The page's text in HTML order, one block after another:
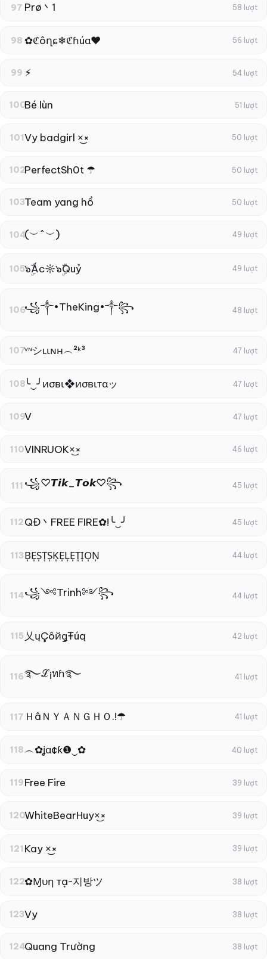
97 Prø丶1 58 lượt
98 ✿ℭôղɕ❄ℭɦúɑ❤ 56 lượt
99 ⚡︎ 54 lượt
100Bé lùn 51 lượt
101 Vy badgirl ×͜× 50 lượt
102PerfectSh0t ☂ 50 lượt
103Team yang hồ 50 lượt
104(︶^︶) 49 lượt
105๖ۣۜÁc☼๖ۣۜQuỷ 49 lượt
106꧁༒•TheKing•༒꧂ 48 lượt
107ᵛᶰシʟιɴн︵²ᵏ³ 47 lượt
108╰‿╯иσвι❖иσвιтαッ 47 lượt
109V 47 lượt
110VINRUOK×͜× 46 lượt
111 ꧁♡︎𝙏𝙞𝙠_𝙏𝙤𝙠♡︎꧂ 45 lượt
112QĐ丶FREE FIRE✿!╰‿╯ 45 lượt
113B͎E͎S͎T͎S͎K͎E͎L͎E͎T͎I͎O͎N͎ 44 lượt
114꧁༺Trinh༻꧂ 44 lượt
115 乂ųÇôйǥŦúą 42 lượt
116࿐ℒ¡ทɦ࿐ 41 lượt
117 ＨâＮＹＡＮＧＨＯ.!☂ 41 lượt
118︵✿ʝα¢ƙ❶‿✿ 40 lượt
119Free Fire 39 lượt
120WhiteBearㅤHuyㅤ×͜× 39 lượt
121 Kay ×͜× 39 lượt
122✿Ɱυη тạ~지방ツ 38 lượt
123Vy 38 lượt
124Quang Trường 38 lượt